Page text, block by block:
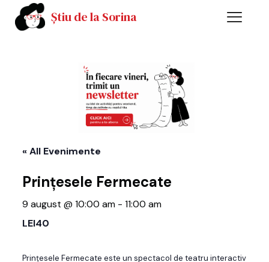
Știu de la Sorina
« All Evenimente
Prințesele Fermecate
9 august @ 10:00 am- 11:00 am
LEI40
Prințesele Fermecate este un spectacol de teatru interactiv